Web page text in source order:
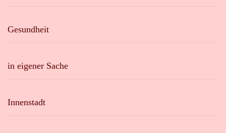
Gesundheit
in eigener Sache
Innenstadt